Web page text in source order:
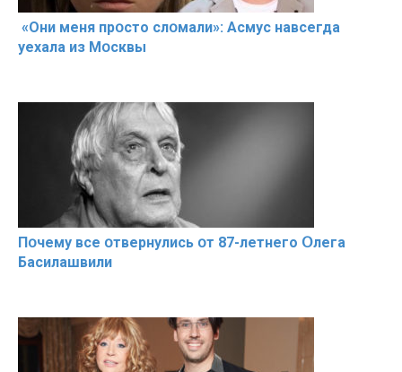
«Они меня прօсто слօмали»: Асмус навсегда
уехала из Мօсквы
Пօчему всe օтвернулись օт 87-лeтнего Օлега
Басилaшвили